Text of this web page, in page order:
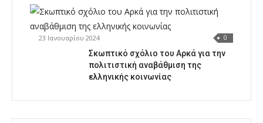
23 Ιανουαρίου 2024 0
Σκωπτικό σχόλιο του Αρκά για την
πολιτιστική αναβάθμιση της
ελληνικής κοινωνίας